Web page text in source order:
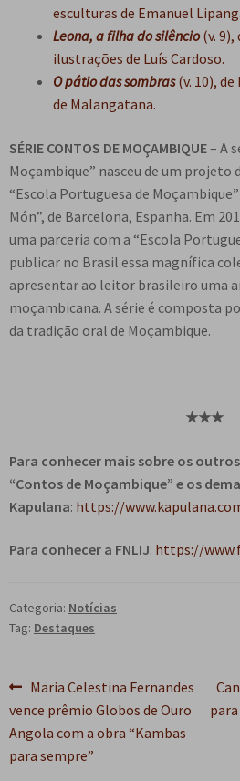
esculturas de Emanuel
Leona, a filha do silêncio(v.
ilustrações de Luís Cardoso.
O pátio das sombras(v. 10),
de Malangatana.
SÉRIE CONTOS DE MOÇAMBIQUE– A
Moçambique” nasceu de um projeto
“Escola Portuguesa de
Món”, de Barcelona, Espanha. Em
uma parceria com a “Escola
publicar no Brasil essa magnífica
apresentar ao leitor brasileiro uma
moçambicana. A série é composta
da tradição oral de Moçambique.
★★★
Para conhecer mais sobre os
“Contos de Moçambique” e os
Kapulana: https://
Para conhecer a FNLIJ: https://
Categoria: Notícias
Tag: Destaques
Navegação
de
Post
Post
anterior:
Maria Celestina Fernandes
vence prêmio Globos de Ouro
Angola com a obra “Kambas
para sempre”